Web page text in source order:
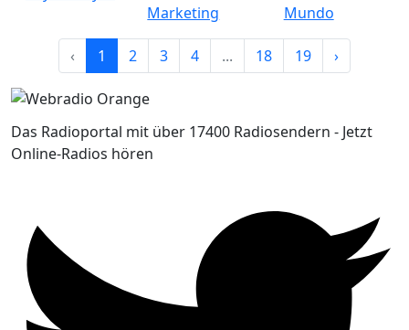
‹ 1 2 3 4 ... 18 19 ›
Das Radioportal mit über 17400 Radiosendern - Jetzt
Online-Radios hören